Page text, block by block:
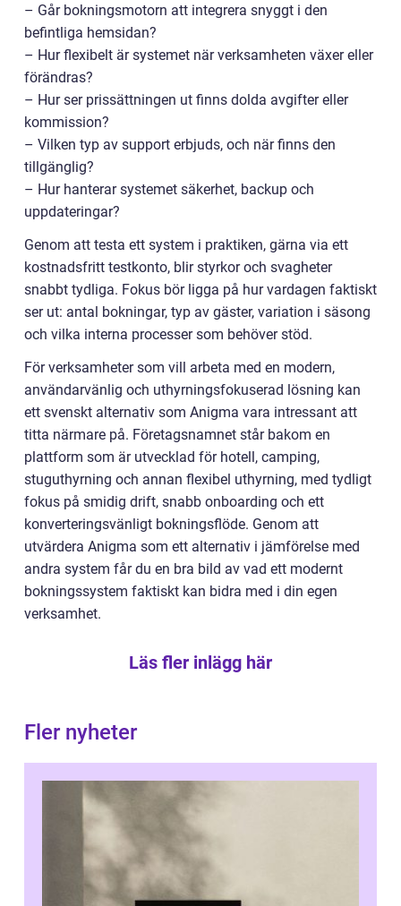
– Går bokningsmotorn att integrera snyggt i den
befintliga hemsidan?
– Hur flexibelt är systemet när verksamheten växer eller
förändras?
– Hur ser prissättningen ut finns dolda avgifter eller
kommission?
– Vilken typ av support erbjuds, och när finns den
tillgänglig?
– Hur hanterar systemet säkerhet, backup och
uppdateringar?
Genom att testa ett system i praktiken, gärna via ett
kostnadsfritt testkonto, blir styrkor och svagheter
snabbt tydliga. Fokus bör ligga på hur vardagen faktiskt
ser ut: antal bokningar, typ av gäster, variation i säsong
och vilka interna processer som behöver stöd.
För verksamheter som vill arbeta med en modern,
användarvänlig och uthyrningsfokuserad lösning kan
ett svenskt alternativ som Anigma vara intressant att
titta närmare på. Företagsnamnet står bakom en
plattform som är utvecklad för hotell, camping,
stuguthyrning och annan flexibel uthyrning, med tydligt
fokus på smidig drift, snabb onboarding och ett
konverteringsvänligt bokningsflöde. Genom att
utvärdera Anigma som ett alternativ i jämförelse med
andra system får du en bra bild av vad ett modernt
bokningssystem faktiskt kan bidra med i din egen
verksamhet.
Läs fler inlägg här
Fler nyheter